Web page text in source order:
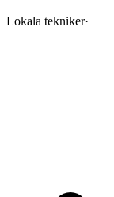
Lokala tekniker·